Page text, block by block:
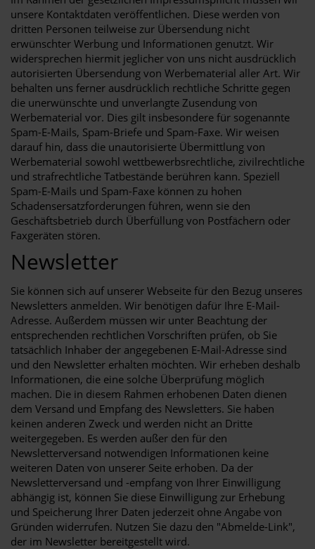
unsere Kontaktdaten veröffentlichen. Diese werden von
dritten Personen teilweise zur Übersendung nicht
erwünschter Werbung und Informationen genutzt. Wir
widersprechen hiermit jeglicher von uns nicht ausdrücklich
autorisierten Übersendung von Werbematerial aller Art. Wir
behalten uns ferner ausdrücklich rechtliche Schritte gegen
die unerwünschte und unverlangte Zusendung von
Werbematerial vor. Dies gilt insbesondere für sogenannte
Spam-E-Mails, Spam-Briefe und Spam-Faxe. Wir weisen
darauf hin, dass die unautorisierte Übermittlung von
Werbematerial sowohl wettbewerbsrechtliche, zivilrechtliche
und strafrechtliche Tatbestände berühren kann. Speziell
Spam-E-Mails und Spam-Faxe können zu hohen
Schadensersatzforderungen führen, wenn sie den
Geschäftsbetrieb durch Überfüllung von Postfächern oder
Faxgeräten stören.
Newsletter
Sie können sich auf unserer Webseite für den Bezug unseres
Newsletters anmelden. Wir benötigen dafür Ihre E-Mail-
Adresse. Außerdem müssen wir unter Beachtung der
entsprechenden rechtlichen Vorschriften prüfen, ob Sie
tatsächlich Inhaber der angegebenen E-Mail-Adresse sind
und den Newsletter erhalten möchten. Wir erheben deshalb
Informationen, die eine solche Überprüfung möglich
machen. Die in diesem Rahmen erhobenen Daten dienen
dem Versand und Empfang des Newsletters. Sie haben
keinen anderen Zweck und werden nicht an Dritte
weitergegeben. Es werden außer den für den
Newsletterversand notwendigen Informationen keine
weiteren Daten von unserer Seite erhoben. Da der
Newsletterversand und -empfang von Ihrer Einwilligung
abhängig ist, können Sie diese Einwilligung zur Erhebung
und Speicherung Ihrer Daten jederzeit ohne Angabe von
Gründen widerrufen. Nutzen Sie dazu den "Abmelde-Link",
der im Newsletter bereitgestellt wird.